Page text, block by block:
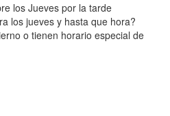
los Jueves por la tarde
los jueves y hasta que hora?
o tienen horario especial de